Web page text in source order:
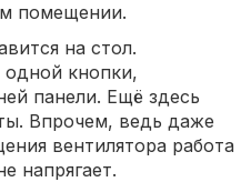
помещении.
на стол.
кнопки,
панели. Ещё здесь
Впрочем, ведь даже
вентилятора работа
напрягает.